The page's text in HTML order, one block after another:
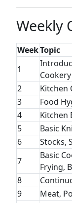
Weekly
WeekTopic
1
Cookery
2
Kitchen
3
Food
4
Kitchen
5
Basic
6
Stocks,
7
Basic
Frying,
8
9
Meat,